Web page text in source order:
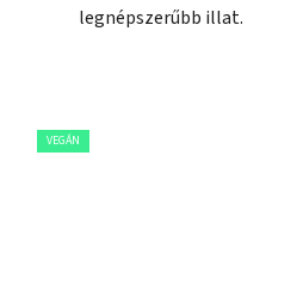
legnépszerűbb illat.
VEGÁN